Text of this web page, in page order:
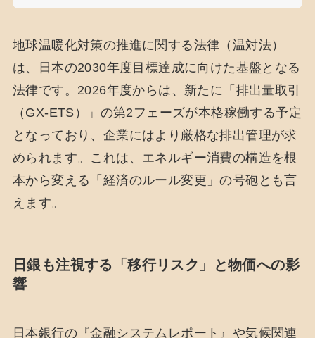
地球温暖化対策の推進に関する法律（温対法）
は、日本の2030年度目標達成に向けた基盤となる
法律です。2026年度からは、新たに「排出量取引
（GX-ETS）」の第2フェーズが本格稼働する予定
となっており、企業にはより厳格な排出管理が求
められます。これは、エネルギー消費の構造を根
本から変える「経済のルール変更」の号砲とも言
えます。
日銀も注視する「移行リスク」と物価への影
響
日本銀行の『金融システムレポート』や気候関連